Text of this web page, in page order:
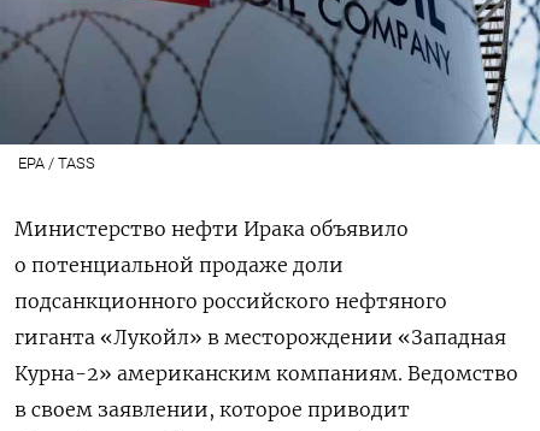
EPA / TASS
Министерство нефти Ирака объявило
о потенциальной продаже доли
подсанкционного российского нефтяного
гиганта «Лукойл» в месторождении «Западная
Курна-2» американским компаниям. Ведомство
в своем заявлении, которое приводит